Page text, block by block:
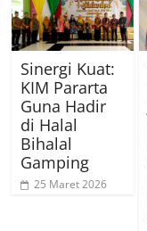
Sinergi Kuat:
KIM Pararta
Guna Hadir
di Halal
Bihalal
Gamping
25 Maret 2026